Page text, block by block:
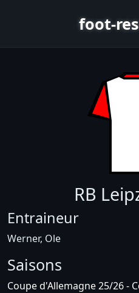
foot-
RB
Entraineur
Werner, Ole
Saisons
Coupe d'Allemagne 25/26 -